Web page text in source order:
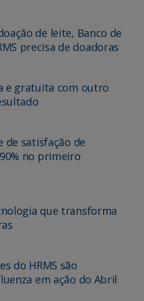
de leite, Banco de
precisa de doadoras
e gratuita com outro
de satisfação de
no primeiro
que transforma
do HRMS são
em ação do Abril